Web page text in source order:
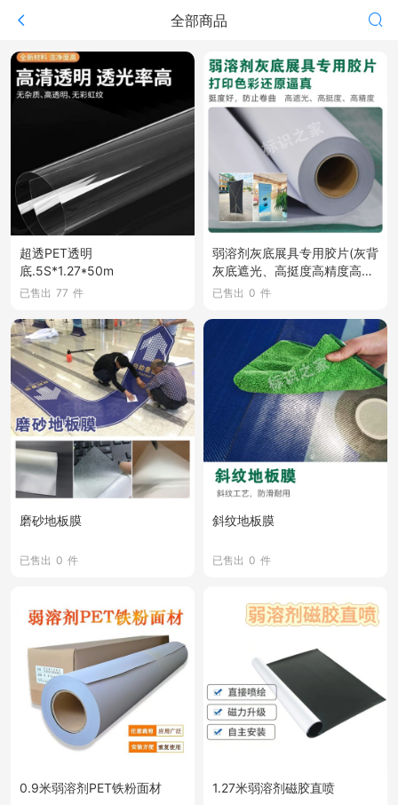
全部商品
超透PET透明
底.5S*1.27*50m
已售出 77 件
弱溶剂灰底展具专用胶片(灰背
灰底遮光、高挺度高精度高垂
感胶片)
已售出 0 件
磨砂地板膜
已售出 0 件
斜纹地板膜
已售出 0 件
0.9米弱溶剂PET铁粉面材 1.27米弱溶剂磁胶直喷